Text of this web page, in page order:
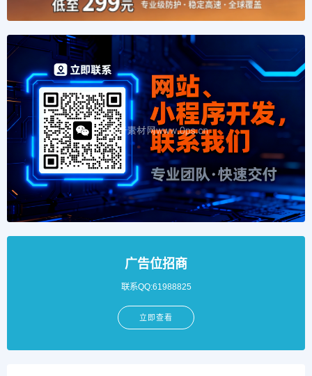
广告位招商
联系QQ:61988825
立即查看